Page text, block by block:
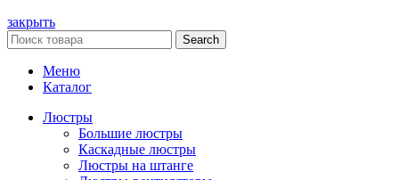
закрыть
Search
Меню
Каталог
Люстры
Большие люстры
Каскадные люстры
Люстры на штанге